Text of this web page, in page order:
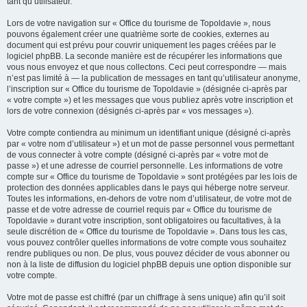
Lors de votre navigation sur « Office du tourisme de Topoldavie », nous
pouvons également créer une quatrième sorte de cookies, externes au
document qui est prévu pour couvrir uniquement les pages créées par le
logiciel phpBB. La seconde manière est de récupérer les informations que
vous nous envoyez et que nous collectons. Ceci peut correspondre — mais
n’est pas limité à — la publication de messages en tant qu’utilisateur anonyme,
l’inscription sur « Office du tourisme de Topoldavie » (désignée ci-après par
« votre compte ») et les messages que vous publiez après votre inscription et
lors de votre connexion (désignés ci-après par « vos messages »).
Votre compte contiendra au minimum un identifiant unique (désigné ci-après
par « votre nom d’utilisateur ») et un mot de passe personnel vous permettant
de vous connecter à votre compte (désigné ci-après par « votre mot de
passe ») et une adresse de courriel personnelle. Les informations de votre
compte sur « Office du tourisme de Topoldavie » sont protégées par les lois de
protection des données applicables dans le pays qui héberge notre serveur.
Toutes les informations, en-dehors de votre nom d’utilisateur, de votre mot de
passe et de votre adresse de courriel requis par « Office du tourisme de
Topoldavie » durant votre inscription, sont obligatoires ou facultatives, à la
seule discrétion de « Office du tourisme de Topoldavie ». Dans tous les cas,
vous pouvez contrôler quelles informations de votre compte vous souhaitez
rendre publiques ou non. De plus, vous pouvez décider de vous abonner ou
non à la liste de diffusion du logiciel phpBB depuis une option disponible sur
votre compte.
Votre mot de passe est chiffré (par un chiffrage à sens unique) afin qu’il soit